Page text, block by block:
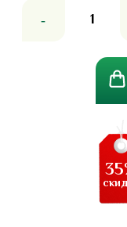
товара